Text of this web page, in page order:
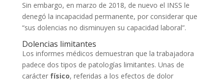
Sin embargo, en marzo de 2018, de nuevo el INSS le
denegó la incapacidad permanente, por considerar que
“sus dolencias no disminuyen su capacidad laboral”.
Dolencias limitantes
Los informes médicos demuestran que la trabajadora
padece dos tipos de patologías limitantes. Unas de
carácter físico, referidas a los efectos de dolor